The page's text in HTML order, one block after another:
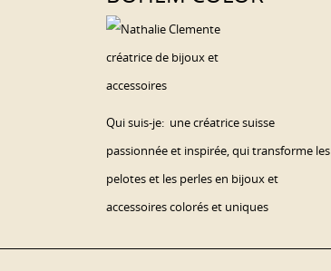
Qui suis-je: une créatrice suisse
passionnée et inspirée, qui transforme les
pelotes et les perles en bijoux et
accessoires colorés et uniques